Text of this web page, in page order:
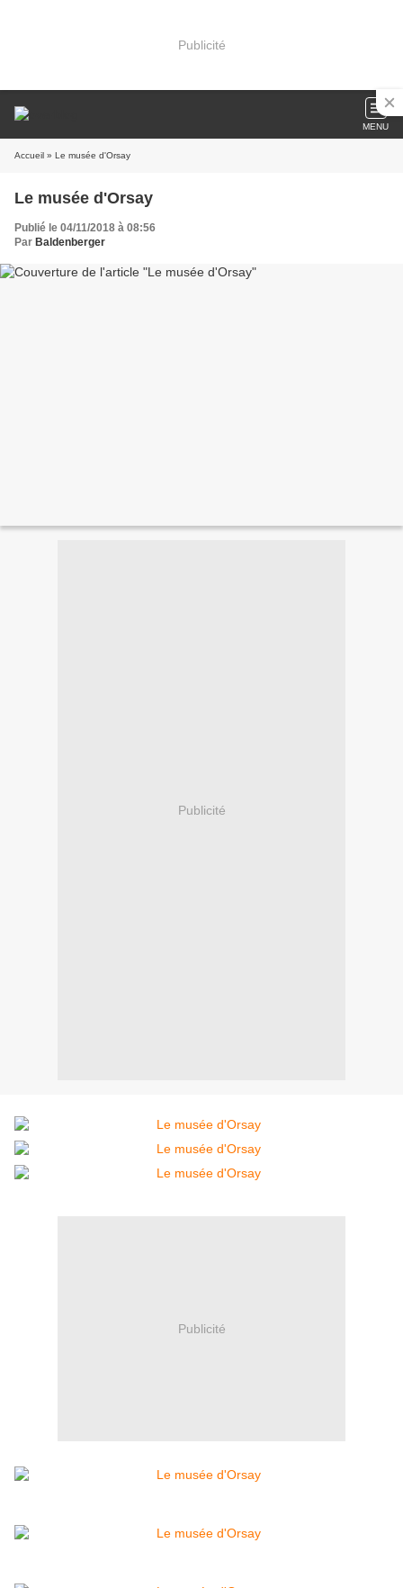
Publicité
MENU
Accueil » Le musée d'Orsay
Le musée d'Orsay
Publié le 04/11/2018 à 08:56
Par Baldenberger
Publicité
Publicité